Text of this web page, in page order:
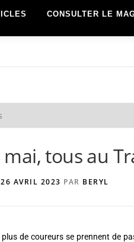
CONSULTER LE
mai, tous au
26 AVRIL 2023 PAR BERYL
plus de coureurs se prennent de